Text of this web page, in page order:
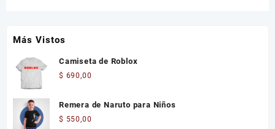
Más Vistos
Camiseta de Roblox
$ 690,00
Remera de Naruto para Niños
$ 550,00